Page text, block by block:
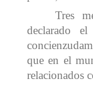
Tres
declarado
que en el
relacionados